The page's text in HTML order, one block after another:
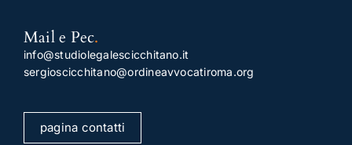
Mail e Pec.
info@studiolegalescicchitano.it
sergioscicchitano@ordineavvocatiroma.org
pagina contatti